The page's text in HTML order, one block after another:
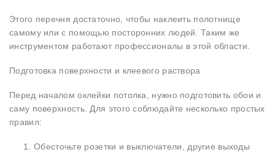
Этого перечня достаточно, чтобы наклеить полотнище
самому или с помощью посторонних людей. Таким же
инструментом работают профессионалы в этой области.
Подготовка поверхности и клеевого раствора
Перед началом оклейки потолка, нужно подготовить обои и
саму поверхность. Для этого соблюдайте несколько простых
правил:
Обесточьте розетки и выключатели, другие выходы